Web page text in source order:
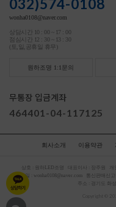
032)574-0108
wonha0108@naver.com
상담시간 10 : 00 ~ 17 : 00
점심시간 12 : 30 ~ 13 : 30
(토,일,공휴일 휴무)
원하조명 1:1문의
무통장 입금계좌
464401-04-117125
회사소개 이용약관
상호 : 대표이사 :
메일 : wonha0108@naver.com 통신판매신고
주소 :
경기도 화